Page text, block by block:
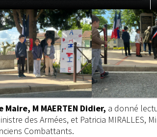
Maire, M MAERTEN Didier, a donné
des Armées, et Patricia MIRALLES,
Combattants.